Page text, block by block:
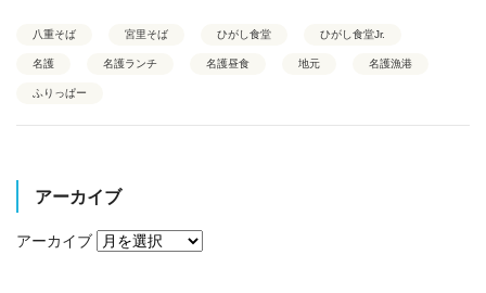
八重そば 宮里そば ひがし食堂 ひがし食堂Jr.
名護 名護ランチ 名護昼食 地元 名護漁港
ふりっぱー
アーカイブ
アーカイブ